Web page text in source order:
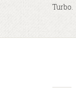
Turbo.